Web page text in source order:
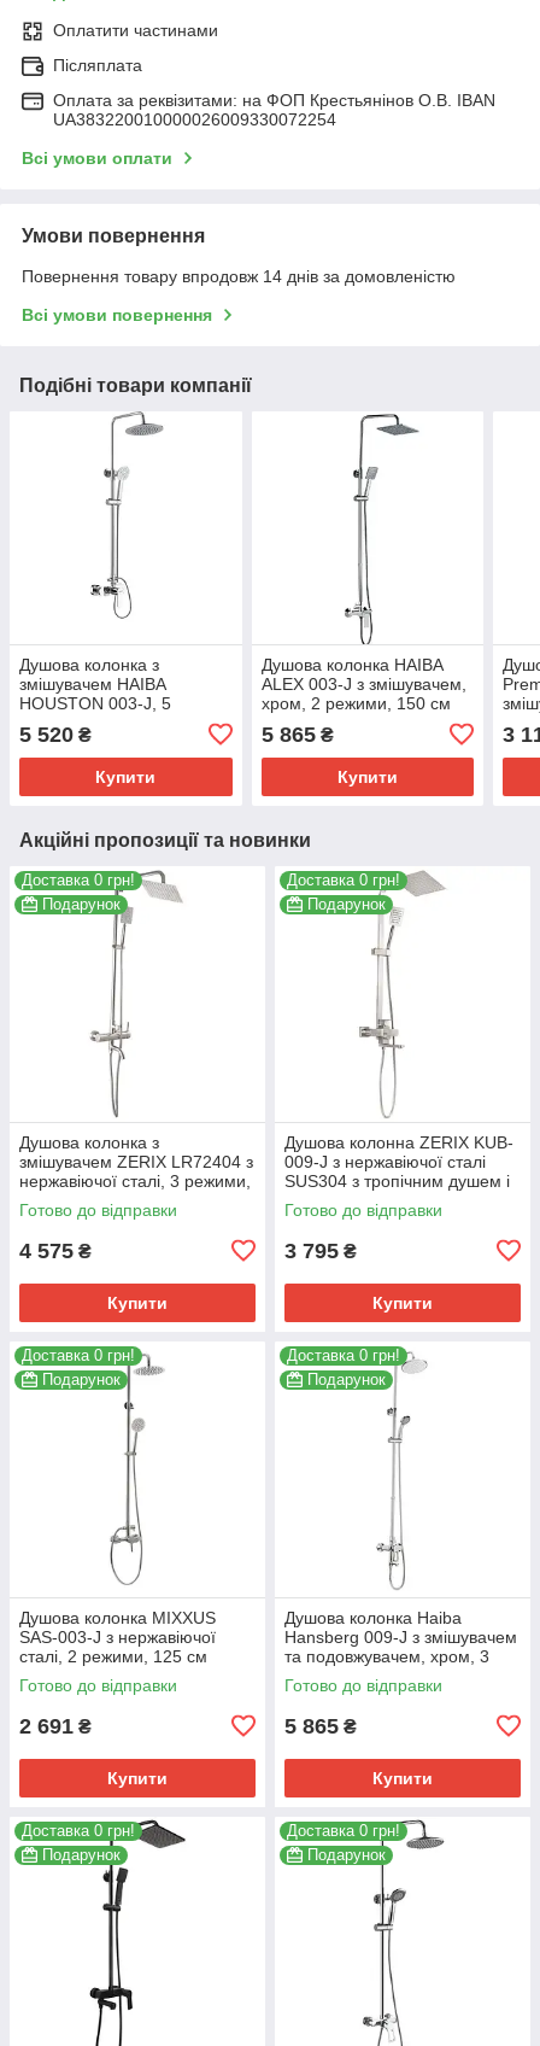
Оплатити частинами
Післяплата
Оплата за реквізитами: на ФОП Крестьянінов О.В. IBAN
UA383220010000026009330072254
Всі умови оплати
Умови повернення
Повернення товару впродовж 14 днів за домовленістю
Всі умови повернення
Подібні товари компанії
Душова колонка з
змішувачем HAIBA
HOUSTON 003-J, 5
шланг (HB0229)
5 520 ₴
Купити
Душова колонка HAIBA
ALEX 003-J з змішувачем,
хром, 2 режими, 150 см
5 865₴
Купити
3
Акційні пропозиції та новинки
Доставка 0 грн!
Подарунок
Душова колонка з
змішувачем ZERIX LR72404 з
нержавіючої сталі, 3 режими,
140 см (LL1472)
Готово до відправки
4 575 ₴
Купити
Доставка 0 грн!
Подарунок
Душова колонна ZERIX KUB-
009-J з нержавіючої сталі
SUS304 з тропічним душем і
шлангом 150 см (ZX3166)
Готово до відправки
3 795 ₴
Купити
Доставка 0 грн!
Подарунок
Душова колонка MIXXUS
SAS-003-J з нержавіючої
сталі, 2 режими, 125 см
(SS0041)
Готово до відправки
2 691 ₴
Купити
Доставка 0 грн!
Подарунок
Душова колонка Haiba
Hansberg 009-J з змішувачем
та подовжувачем, хром, 3
режими (HB0923)
Готово до відправки
5 865 ₴
Купити
Доставка 0 грн!
Подарунок
Доставка 0 грн!
Подарунок